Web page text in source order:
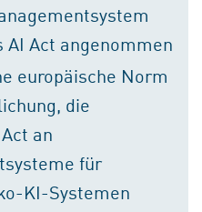
Act angenommen
europäische Norm
die
an
für
KI-Systemen